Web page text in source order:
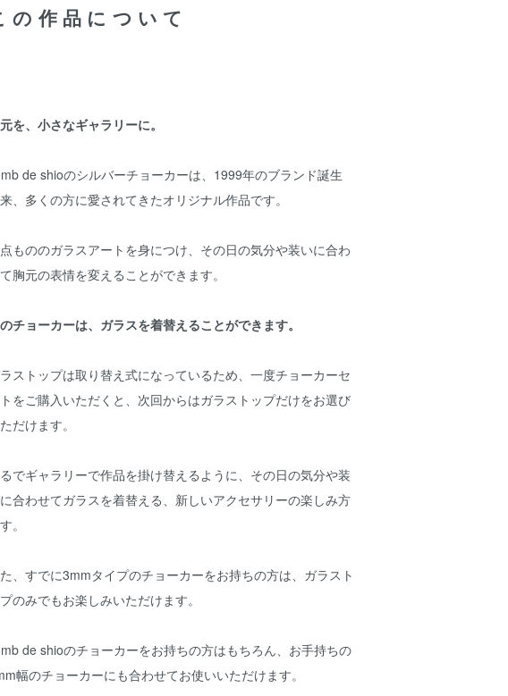
の作品について
を、小さなギャラリーに。
de shioのシルバーチョーカーは、1999年のブランド誕生
、多くの方に愛されてきたオリジナル作品です。
もののガラスアートを身につけ、その日の気分や装いに合わ
胸元の表情を変えることができます。
チョーカーは、ガラスを着替えることができます。
ストップは取り替え式になっているため、一度チョーカーセ
をご購入いただくと、次回からはガラストップだけをお選び
だけます。
でギャラリーで作品を掛け替えるように、その日の気分や装
合わせてガラスを着替える、新しいアクセサリーの楽しみ方
。
、すでに3mmタイプのチョーカーをお持ちの方は、ガラスト
のみでもお楽しみいただけます。
de shioのチョーカーをお持ちの方はもちろん、お手持ちの
幅のチョーカーにも合わせてお使いいただけます。